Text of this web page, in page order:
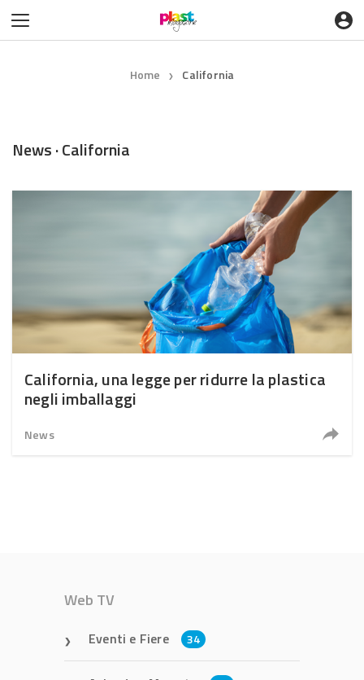
Home ❯ California
News · California
California, una legge per ridurre la plastica
negli imballaggi
News
Web TV
Eventi e Fiere 34